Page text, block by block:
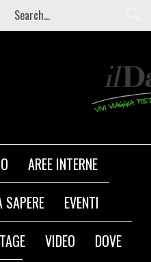
AREE INTERNE
SAPERE
EVENTI
VIDEO
DOVE